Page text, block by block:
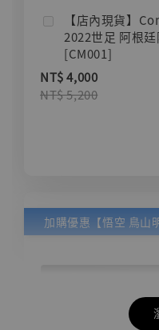
【店內現貨】
2022世足 阿根
[CM001]
NT$ 4,000
NT$ 5,200